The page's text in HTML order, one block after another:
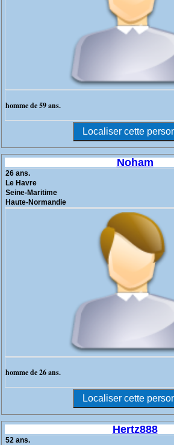
homme de 59 ans.
Noham
26 ans.
Le Havre
Seine-Maritime
Haute-Normandie
homme de 26 ans.
Hertz888
52 ans.